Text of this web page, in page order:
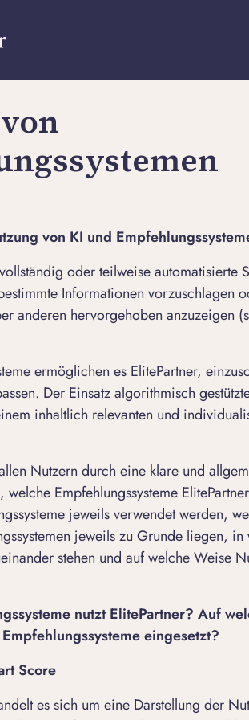
von KI und
oder teilweise automatisierte
Informationen vorzuschlagen
anderen hervorgehoben anzuzeigen
ermöglichen es ElitePartner,
Der Einsatz algorithmisch
inhaltlich relevanten und
Nutzern durch eine klare und
Empfehlungssysteme
jeweils verwendet werden,
jeweils zu Grunde liegen,
stehen und auf welche Weise
nutzt ElitePartner? Auf
eingesetzt?
Score
es sich um eine Darstellung der